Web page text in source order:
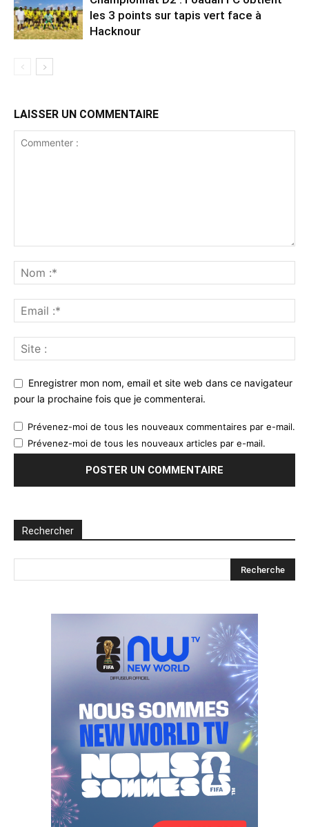
les 3 points sur tapis vert face à
Hacknour
LAISSER UN COMMENTAIRE
Enregistrer mon nom, email et site web dans ce navigateur
pour la prochaine fois que je commenterai.
Prévenez-moi de tous les nouveaux commentaires par e-mail.
Prévenez-moi de tous les nouveaux articles par e-mail.
Rechercher